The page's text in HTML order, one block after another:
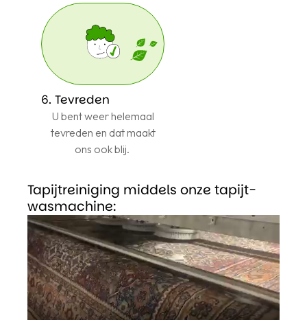
6. Tevreden
U bent weer helemaal
tevreden en dat maakt
ons ook blij.
Tapijtreiniging middels onze tapijt-
wasmachine: